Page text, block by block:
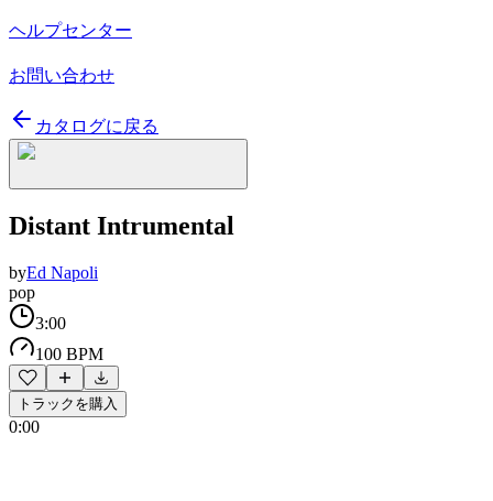
ヘルプセンター
お問い合わせ
カタログに戻る
Distant Intrumental
byEd Napoli
pop
3:00
100 BPM
トラックを購入
0:00